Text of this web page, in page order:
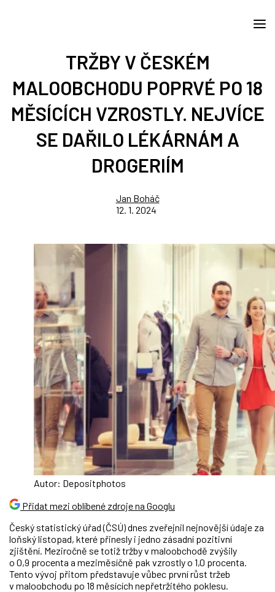
TRŽBY V ČESKÉM
MALOOBCHODU POPRVÉ PO 18
MĚSÍCÍCH VZROSTLY. NEJVÍCE
SE DAŘILO LÉKÁRNÁM A
DROGERIÍM
Jan Boháč
12. 1. 2024
Autor: Depositphotos
Přidat mezi oblíbené zdroje na Googlu
Český statistický úřad (ČSÚ) dnes zveřejnil nejnovější údaje za
loňský listopad, které přinesly i jedno zásadní pozitivní
zjištění. Meziročně se totiž tržby v maloobchodě zvýšily
o 0,9 procenta a meziměsíčně pak vzrostly o 1,0 procenta.
Tento vývoj přitom představuje vůbec první růst tržeb
v maloobchodu po 18 měsících nepřetržitého poklesu.